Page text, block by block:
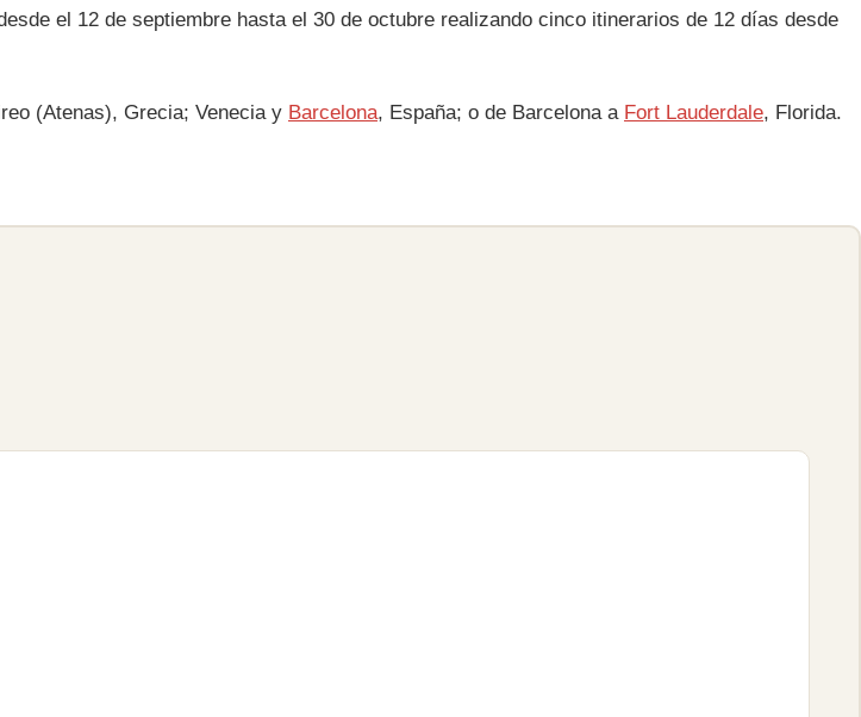
el 12 de septiembre hasta el 30 de octubre realizando cinco itinerarios de 12 días desde
(Atenas), Grecia; Venecia y Barcelona, ​​España; o de Barcelona a Fort Lauderdale, Florida.